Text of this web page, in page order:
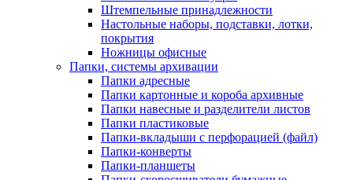
Штемпельные принадлежности
Настольные наборы, подставки, лотки,
покрытия
Ножницы офисные
Папки, системы архивации
Папки адресные
Папки картонные и короба архивные
Папки навесные и разделители листов
Папки пластиковые
Папки-вкладыши с перфорацией (файл)
Папки-конверты
Папки-планшеты